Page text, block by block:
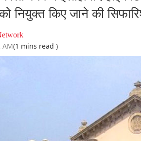
नियुक्त किए जाने की
AM(1 mins read )